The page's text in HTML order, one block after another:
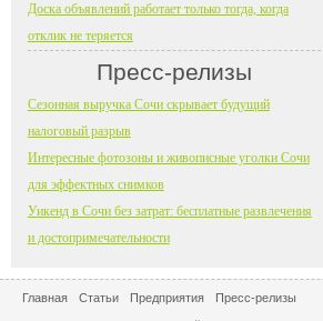
Доска объявлений работает только тогда, когда
отклик не теряется
Пресс-релизы
Сезонная выручка Сочи скрывает будущий
налоговый разрыв
Интересные фотозоны и живописные уголки Сочи
для эффектных снимков
Уикенд в Сочи без затрат: бесплатные развлечения
и достопримечательности
Главная Статьи Предприятия Пресс-релизы